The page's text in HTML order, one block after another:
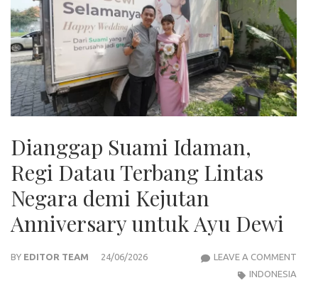
Dianggap Suami Idaman,
Regi Datau Terbang Lintas
Negara demi Kejutan
Anniversary untuk Ayu Dewi
BY EDITOR TEAM 24/06/2026 LEAVE A COMMENT
INDONESIA